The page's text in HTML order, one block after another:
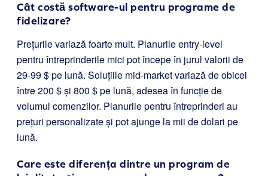
Cât costă software-ul pentru programe de
fidelizare?
Prețurile variază foarte mult. Planurile entry-level
pentru întreprinderile mici pot începe în jurul valorii de
29-99 $ pe lună. Soluțiile mid-market variază de obicei
între 200 $ și 800 $ pe lună, adesea în funcție de
volumul comenzilor. Planurile pentru întreprinderi au
prețuri personalizate și pot ajunge la mii de dolari pe
lună.
Care este diferența dintre un program de